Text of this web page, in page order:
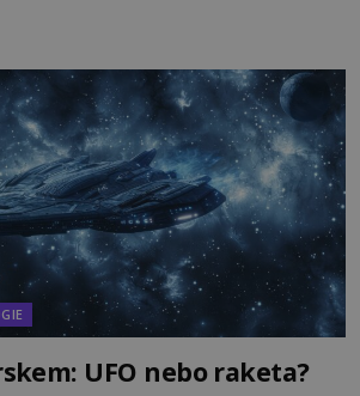
lékaře Pierra-Jeana du
až tak zvláštního, kdyby v ní
300 let starý
UFO nebo raketa?